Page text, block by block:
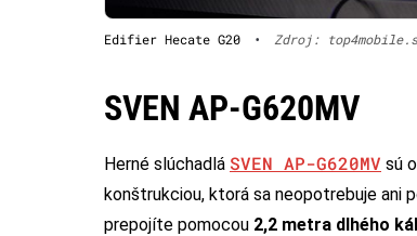
Edifier Hecate G20 • Zdroj:
SVEN AP-G620MV
Herné slúchadlá SVEN AP-G620MV sú
konštrukciou, ktorá sa neopotrebuje ani
prepojíte pomocou 2,2 metra dlhého